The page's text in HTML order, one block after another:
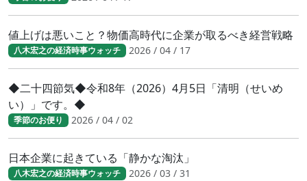
値上げは悪いこと？物価高時代に企業が取るべき経営戦略
八木宏之の経済時事ウォッチ 2026 / 04 / 17
◆二十四節気◆令和8年（2026）4月5日「清明（せいめ
い）」です。◆
季節のお便り 2026 / 04 / 02
日本企業に起きている「静かな淘汰」
八木宏之の経済時事ウォッチ 2026 / 03 / 31